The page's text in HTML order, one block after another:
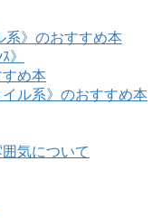
系》のおすすめ本
》
すめ本
ル系》のおすすめ本
気について